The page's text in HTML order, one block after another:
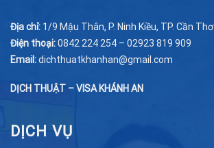
Địa chỉ: 1/9 Mậu Thân, P. Ninh Kiều, TP. Cần Thơ
Điện thoại:0842 224 254 – 02923 819 909
Email:dichthuatkhanhan@gmail.com
DỊCH THUẬT – VISA KHÁNH AN
DỊCH VỤ